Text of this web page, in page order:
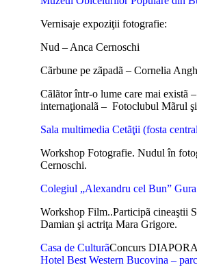
Vernisaje expoziţii fotografie:
Nud – Anca Cernoschi
Cãrbune pe zãpadã – Cornelia
Cãlãtor într-o lume care mai existã
internaţionalã – Fotoclubul Mãrul
Sala multimedia Cetãţii (fosta
Workshop Fotografie. Nudul în
Cernoschi.
Colegiul „Alexandru cel Bun”
Workshop Film..Participã cineaştii
Damian şi actriţa Mara Grigore.
Casa de CulturãConcurs
Hotel Best Western Bucovina –